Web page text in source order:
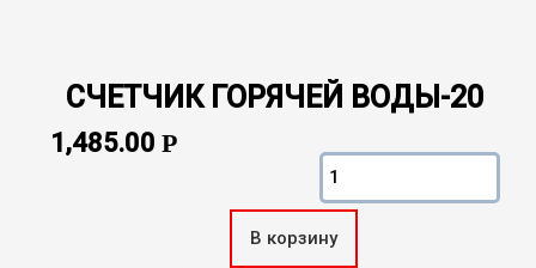
СЧЕТЧИК ГОРЯЧЕЙ ВОДЫ-20
1,485.00 Р
Количество
Счетчик Горячей
Воды-20
В корзину